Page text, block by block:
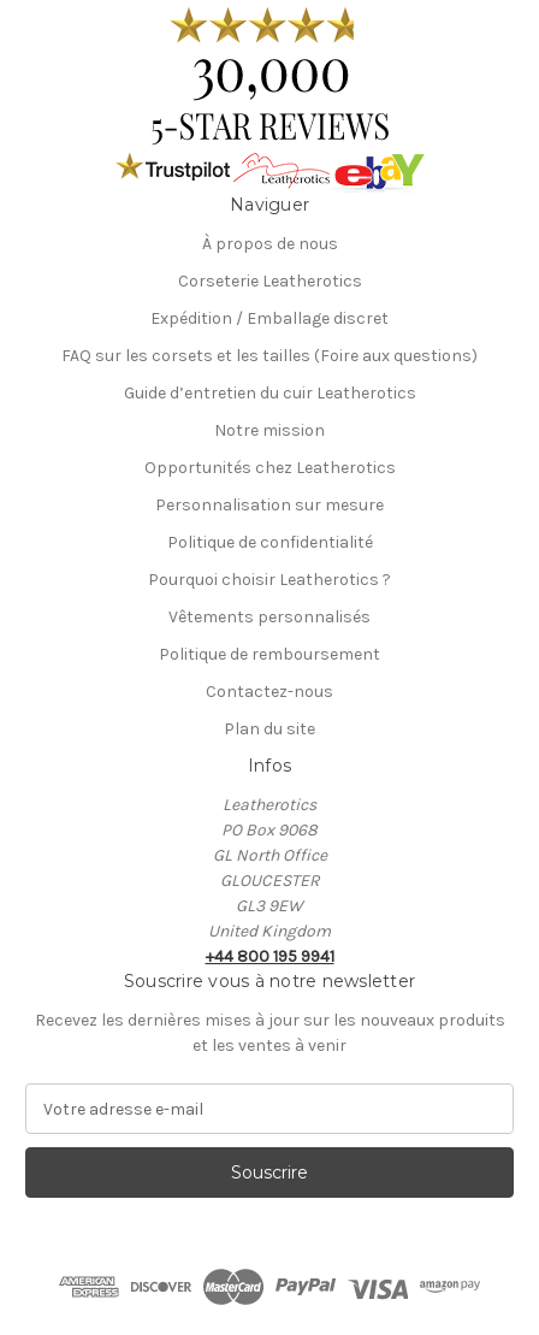
Naviguer
À propos de nous
Corseterie Leatherotics
Expédition / Emballage discret
FAQ sur les corsets et les tailles (Foire aux questions)
Guide d’entretien du cuir Leatherotics
Notre mission
Opportunités chez Leatherotics
Personnalisation sur mesure
Politique de confidentialité
Pourquoi choisir Leatherotics ?
Vêtements personnalisés
Politique de remboursement
Contactez-nous
Plan du site
Infos
Leatherotics
PO Box 9068
GL North Office
GLOUCESTER
GL3 9EW
United Kingdom
+44 800 195 9941
Souscrire vous à notre newsletter
Recevez les dernières mises à jour sur les nouveaux produits
et les ventes à venir
r
s